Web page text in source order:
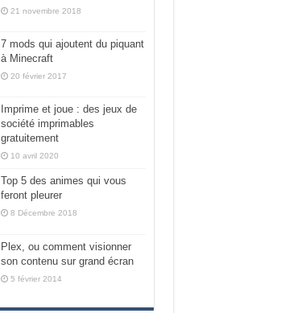
21 novembre 2018
7 mods qui ajoutent du piquant
à Minecraft
20 février 2017
Imprime et joue : des jeux de
société imprimables
gratuitement
10 avril 2020
Top 5 des animes qui vous
feront pleurer
8 Décembre 2018
Plex, ou comment visionner
son contenu sur grand écran
5 février 2014